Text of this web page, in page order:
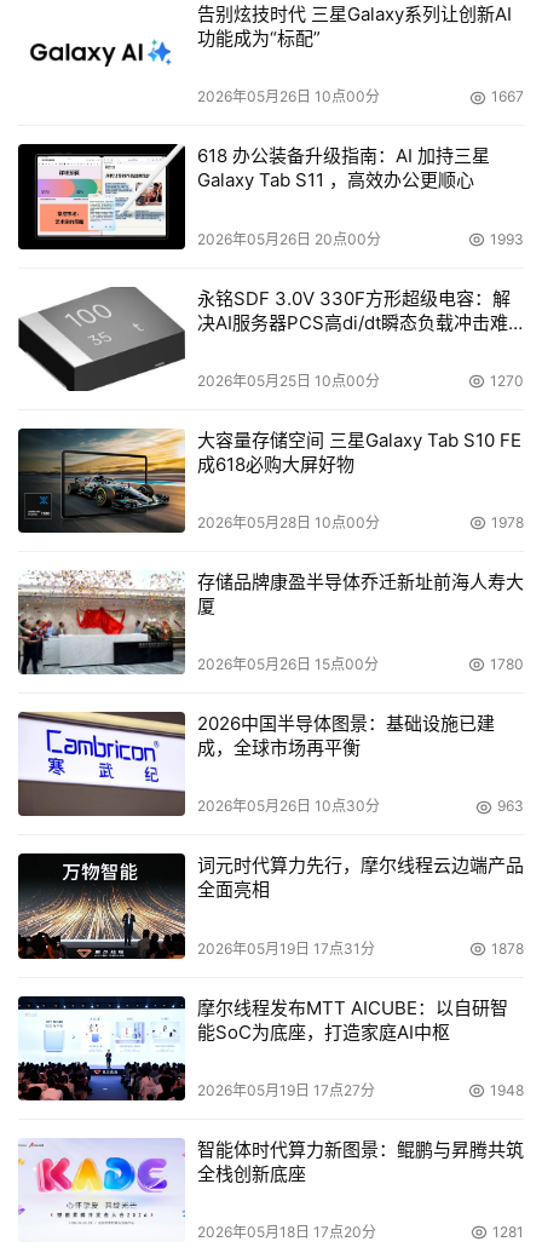
被得到正确的拷贝。而备份软件最具代表性的还是将数据用
磁带格式，将数据写到磁带介质上。
近来，备份软件供应商在一些备份环境需求下，增加了盘到
盘的备份。当您执行盘到盘的备份时，您必须考虑法规遵
从，一些公司的做法是不得不再将数据写到磁带介质上长期
归档保存。这就意味着，在现有备份策略和磁带库环境下，
增加磁盘备份的设备，软件上是支持的，但实施起来变得复
易于扩展
扩展能力对VTL是非常重要的。数据不断增长，对于二级存
储应提供易于扩展的能力。假设VTL不能易于扩展，再大的
好处也会被掩盖。
VTL的缺点
虚拟磁磁带库的优点带来了视磁盘为磁带使用在软硬件方面
应用的成功。然而，这种成功也暴露了第一代虚拟磁磁带库
设计的固有缺点。
虚拟磁磁带库安装和配置都很难，这使保护数据的过程变得
复杂。这种复杂甚至要超过虚拟磁磁带库本身的优势。作为
大小，数据流的数量，虚拟磁磁带库的数量和类型，单个进
程，还有很多需要定义和执行。
虚拟磁磁带库经常需要几个月的时间来安装和优化，而且需
复杂降低了虚拟磁磁带库的一个优势：那就是虚拟磁磁带库
不需要改变当前备份策略。保持现有策略的原因是简化备
份，但虚拟磁磁带库加入，却增加了复杂程度，那么简化的
额外的数据中心空间
数据保护的最佳实践需要某种形式的具有长时间归档寿命的
告别炫技时代 三星Galaxy系列让创新AI
功能成为“标配”
2026年05月26日 10点00分 1667
618 办公装备升级指南：AI 加持三星
Galaxy Tab S11 ，高效办公更顺心
2026年05月26日 20点00分 1993
永铭SDF 3.0V 330F方形超级电容：解
决AI服务器PCS高di/dt瞬态负载冲击难
2026年05月25日 10点00分 1270
大容量存储空间 三星Galaxy Tab S10 FE
成618必购大屏好物
2026年05月28日 10点00分 1978
存储品牌康盈半导体乔迁新址前海人寿大
厦
2026年05月26日 15点00分 1780
2026中国半导体图景：基础设施已建
成，全球市场再平衡
2026年05月26日 10点30分 963
词元时代算力先行，摩尔线程云边端产品
全面亮相
2026年05月19日 17点31分 1878
摩尔线程发布MTT AICUBE：以自研智
能SoC为底座，打造家庭AI中枢
2026年05月19日 17点27分 1948
智能体时代算力新图景：鲲鹏与昇腾共筑
全栈创新底座
2026年05月18日 17点20分 1281